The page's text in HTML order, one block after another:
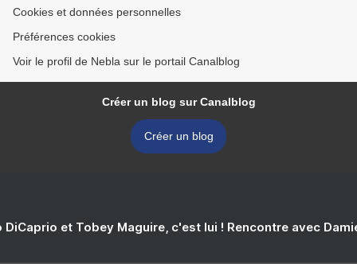
Cookies et données personnelles
Préférences cookies
Voir le profil de Nebla sur le portail Canalblog
Créer un blog sur Canalblog
Créer un blog
DiCaprio et Tobey Maguire, c'est lui ! Rencontre avec